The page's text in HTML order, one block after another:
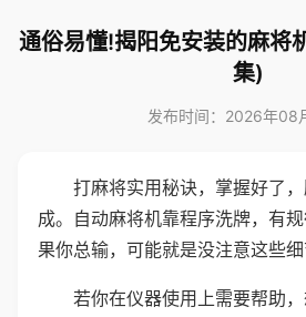
通俗易懂!揭阳免安装的麻将
集)
发布时间：2026年08
打麻将实用秘诀，掌握好了
成。自动麻将机靠程序洗牌，有
果你总输，可能就是没注意这些细
若你在仪器使用上需要帮助